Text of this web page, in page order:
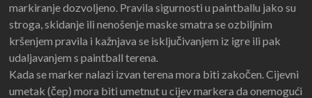
markiranje dozvoljeno. Pravila sigurnosti u paintballu jako su
stroga, skidanje ili nenošenje maske smatra se ozbiljnim
kršenjem pravila i kažnjava se isključivanjem iz igre ili pak
udaljavanjem s paintball terena.
Kada se marker nalazi izvan terena mora biti zakočen. Cijevni
umetak (čep) mora biti umetnut u cijev markera da onemogući